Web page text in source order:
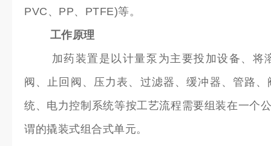
PVC、PP、PTFE)等。
工作原理
加药装置是以计量泵为主要投加设备、将
阀、止回阀、压力表、过滤器、缓冲器、管路
统、电力控制系统等按工艺流程需要组装在一个
谓的撬装式组合式单元。